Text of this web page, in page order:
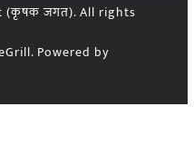
(कृषक जगत). All rights
Powered by